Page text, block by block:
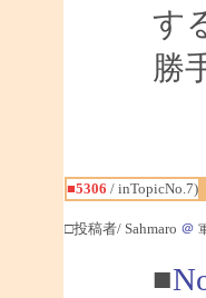
す
勝
■5306 / inTopicNo.7)
□投稿者/ Sahmaro ＠
■